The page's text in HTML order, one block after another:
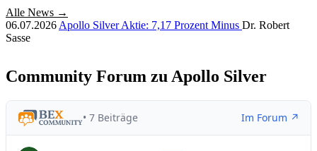
Alle News →
06.07.2026 Apollo Silver Aktie: 7,17 Prozent Minus Dr. Robert
Sasse
Community Forum zu Apollo Silver